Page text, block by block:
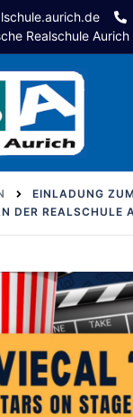
Realschule Aurich
EINLADUNG
DER REALSCHULE